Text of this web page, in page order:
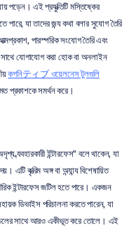
পড়েন। এই প্রযুক্তিটি মস্তিষ্কের
পারে, যা তাদের জন্য কথা বলার সুযোগ তৈরি
পারস্পরিক সংযোগ তৈরি এবং
যোগাযোগ করা হোক বা অনলাইন
কগনিティブ ওয়েলনেস টুলগুলি
প্রকাশকে সমর্থন করে।
ব্যবহারকারী ইন্টারফেস" বলে থাকেন, যা
এটি কৃত্রিম অঙ্গ বা অন্যান্য বিশেষায়িত
ইন্টারফেস জটিল হতে পারে। একজন
ডিভাইস পরিচালনা করতে পারেন, যা
সাথে আরও একীভূত করে তোলে। এই